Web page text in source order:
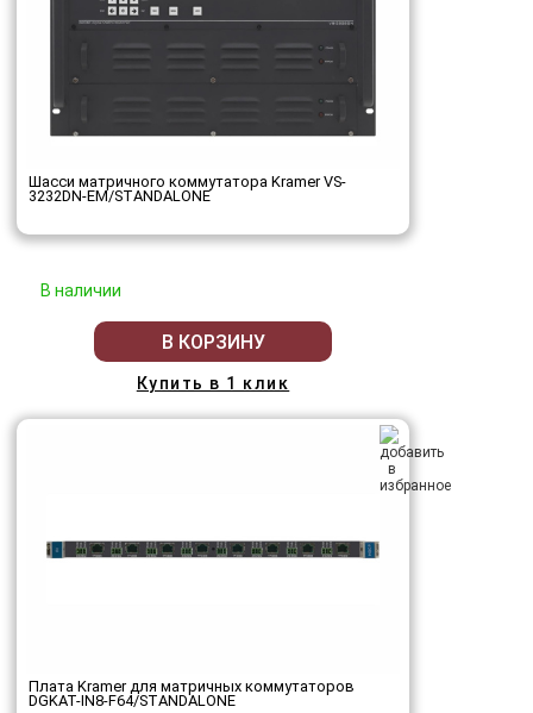
Шасси матричного коммутатора Kramer VS-
3232DN-EM/STANDALONE
В наличии
В КОРЗИНУ
Купить в 1 клик
Плата Kramer для матричных коммутаторов
DGKAT-IN8-F64/STANDALONE